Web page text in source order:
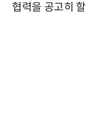
협력을 공고히